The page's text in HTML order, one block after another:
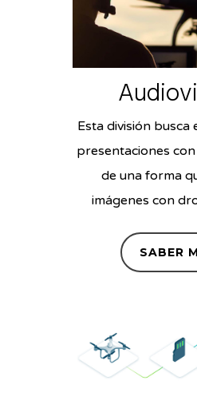
Esta división busca
presentaciones
de una forma
imágenes con
SABER